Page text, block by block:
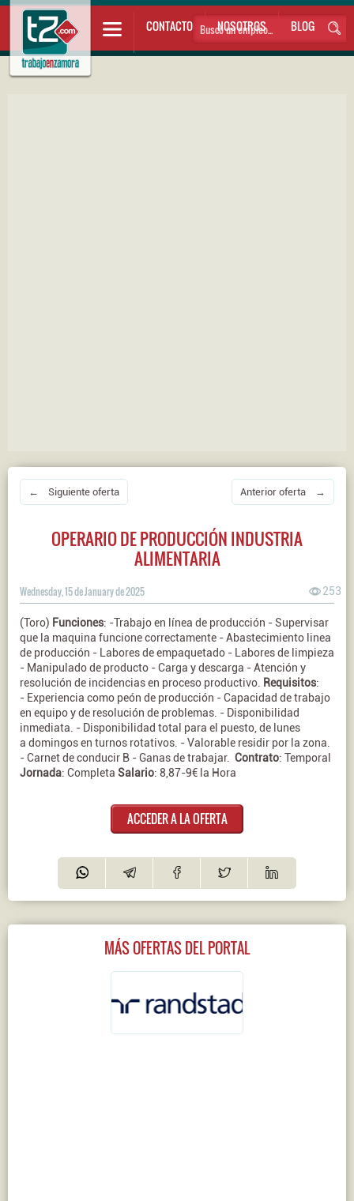
CONTACTO NOSOTROS BLOG
← Siguiente oferta Anterior oferta →
OPERARIO DE PRODUCCIÓN INDUSTRIA
ALIMENTARIA
Wednesday, 15 de January de 2025 253
(Toro) Funciones: -Trabajo en línea de producción - Supervisar
que la maquina funcione correctamente - Abastecimiento linea
de producción - Labores de empaquetado - Labores de limpieza
- Manipulado de producto - Carga y descarga - Atención y
resolución de incidencias en proceso productivo.
Requisitos:
- Experiencia como peón de producción - Capacidad de trabajo
en equipo y de resolución de problemas. - Disponibilidad
inmediata. - Disponibilidad total para el puesto, de lunes
a domingos en turnos rotativos. - Valorable residir por la zona.
- Carnet de conducir B - Ganas de trabajar. Contrato: Temporal
Jornada: Completa Salario: 8,87-9€ la Hora
ACCEDER A LA OFERTA
MÁS OFERTAS DEL PORTAL